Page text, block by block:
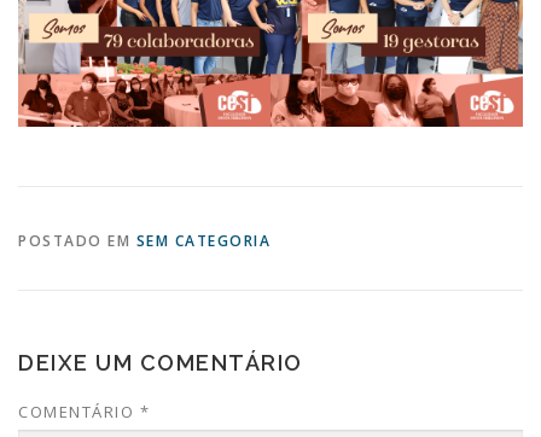
POSTADO EM SEM CATEGORIA
DEIXE UM COMENTÁRIO
COMENTÁRIO *